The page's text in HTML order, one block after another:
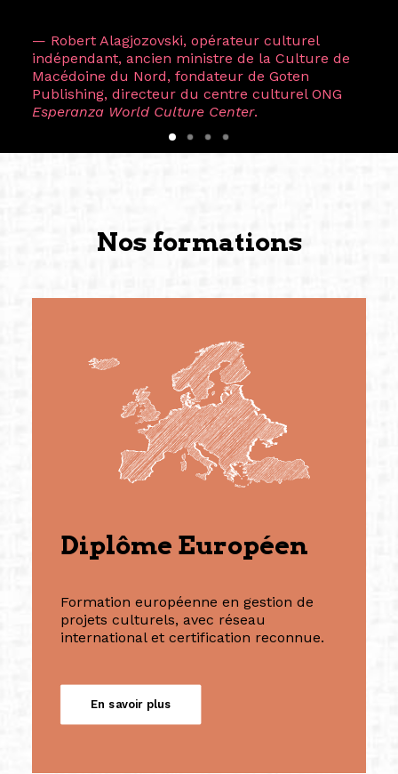
— Robert Alagjozovski, opérateur culturel
indépendant, ancien ministre de la Culture de
Macédoine du Nord, fondateur de Goten
Publishing, directeur du centre culturel ONG
Esperanza World Culture Center.
Nos formations
Diplôme Européen
Formation européenne en gestion de
projets culturels, avec réseau
international et certification reconnue.
En savoir plus